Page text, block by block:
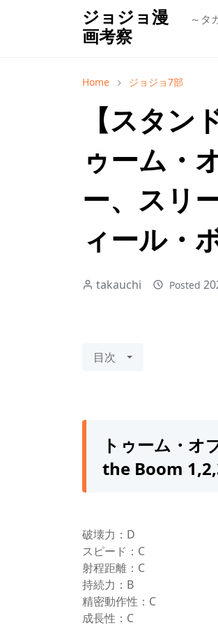
ジョジョ漫
画考察
～タ
Home ジョジョ7部
【スタン
ゥーム・
ー、スリ
ィール・
takauchi Posted
目次
トゥーム・オ
the Boom
破壊力：D
スピード：C
射程距離：C
持続力：B
精密動作性：C
成長性：C